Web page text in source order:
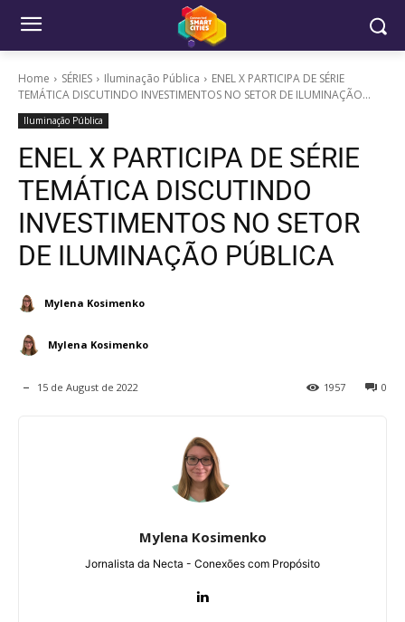
Home SÉRIES Iluminação Pública
ENEL X PARTICIPA DE SÉRIE
TEMÁTICA DISCUTINDO INVESTIMENTOS NO SETOR DE ILUMINAÇÃO...
Iluminação Pública
ENEL X PARTICIPA DE SÉRIE
TEMÁTICA DISCUTINDO
INVESTIMENTOS NO SETOR
DE ILUMINAÇÃO PÚBLICA
Mylena Kosimenko
Mylena Kosimenko
15 de August de 2022 0
1957
Mylena Kosimenko
Jornalista da Necta - Conexões com Propósito